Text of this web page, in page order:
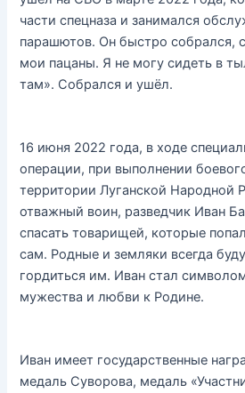
части спецназа и занимался
парашютов. Он быстро собрался,
мои пацаны. Я не могу сидеть в
там». Собрался и ушёл.
16 июня 2022 года, в ходе
операции, при выполнении
территории Луганской Народной
отважный воин, разведчик Иван
спасать товарищей, которые
сам. Родные и земляки всегда
гордиться им. Иван стал
мужества и любви к Родине.
Иван имеет государственные
медаль Суворова, медаль